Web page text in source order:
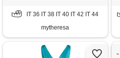
IT 36 IT 38 IT 40 IT 42 IT 44
mytheresa